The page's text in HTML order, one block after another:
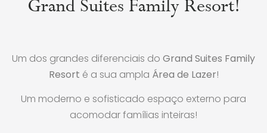
Grand Suites Family Resort!
Um dos grandes diferenciais do Grand Suites Family
Resort é a sua ampla Área de Lazer!
Um moderno e sofisticado espaço externo para
acomodar famílias inteiras!